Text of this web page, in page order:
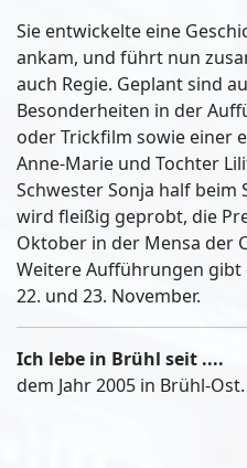
Sie entwickelte eine
ankam, und führt nun
auch Regie. Geplant sind
Besonderheiten in der
oder Trickfilm sowie einer
Anne-Marie und Tochter
Schwester Sonja half beim
wird fleißig geprobt, die
Oktober in der Mensa der
Weitere Aufführungen gibt
22. und 23. November.
Ich lebe in Brühl seit ....
dem Jahr 2005 in Brühl-Ost.